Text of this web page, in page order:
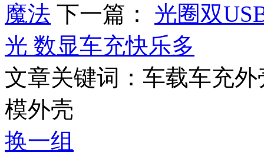
魔法 下一篇： 光圈双
光 数显车充快乐多
文章关键词：车载车充
模外壳
换一组